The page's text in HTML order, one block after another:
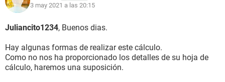
3 may 2021 a las 20:15
Juliancito1234, Buenos dias.
Hay algunas formas de realizar este cálculo.
Como no nos ha proporcionado los detalles de su hoja de
cálculo, haremos una suposición.